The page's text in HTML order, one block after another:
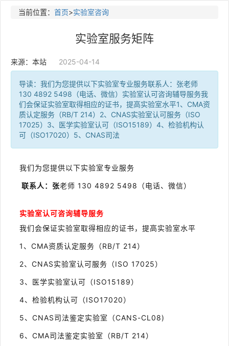
当前位置： 首页>实验室咨询
实验室服务矩阵
来源：本站 2025-04-14
导读：我们为您提供以下实验室专业服务联系人：张老师
130 4892 5498（电话、微信）实验室认可咨询辅导服务我
们会保证实验室取得相应的证书，提高实验室水平1、CMA资
质认定服务（RB/T 214）2、CNAS实验室认可服务（ISO
17025）3、医学实验室认可（ISO15189）4、检验机构认
可（ISO17020）5、CNAS司法
我们为您提供以下实验室专业服务
联系人：张老师 130 4892 5498 （电话、微信）
实验室认可咨询辅导服务
我们会保证实验室取得相应的证书，提高实验室水平
1、 CMA资质认定服务（RB/T 214）
2、CNAS实验室认可服务（ISO 17025）
3、医学实验室认可（ISO15189）
4、检验机构认可（ISO17020）
5、CNAS司法鉴定实验室（CANS-CL08)
6、CMA司法鉴定实验室（RB/T 214）